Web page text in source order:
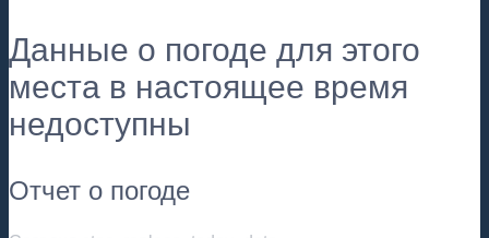
Данные о погоде для этого
места в настоящее время
недоступны
Отчет о погоде